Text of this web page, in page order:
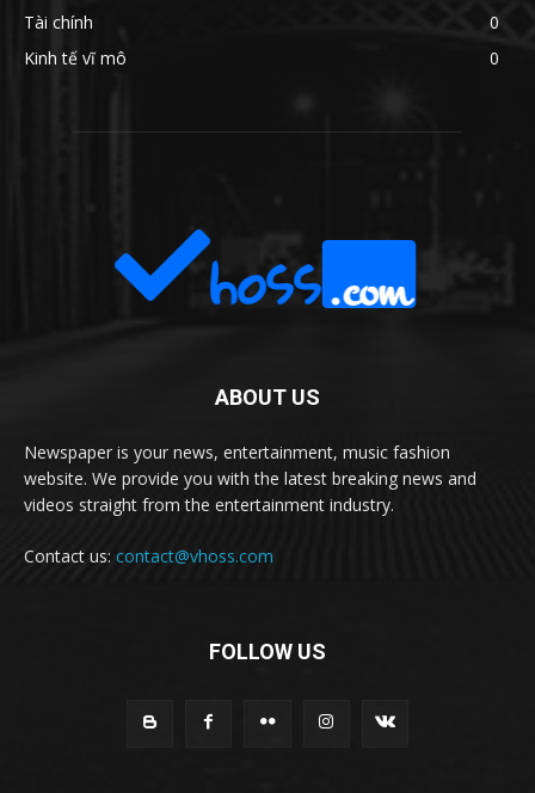
Tài chính
0
Kinh tế vĩ mô
0
ABOUT US
Newspaper is your news, entertainment, music fashion
website. We provide you with the latest breaking news and
videos straight from the entertainment industry.
Contact us: contact@vhoss.com
FOLLOW US